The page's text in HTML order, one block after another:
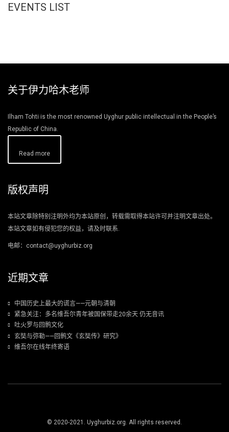
EVENTS LIST
关于伊力哈木老师
Ilham Tohti is the most renowned Uyghur public intellectual in the People’s
Republic of China.
Read more
版权声明
本站文章除特别注明外均为本站原创，转载需取得本站许可并注明文章出处。
本站文章如有侵犯您的权益，请及时联系.
电邮：contact@uyghurbiz.org
近期文章
中国历史上最大的谎言——元朝与清朝
紧急关注：多名维吾尔青年被国保带走20余天 仍无音讯
吐火罗与回鹘文化
玄奘与弥勒——回鹘文《玄奘传》研究》
维吾尔在线年终寄语
© 2020-2021. Uyghurbiz.org. All rights reserved.